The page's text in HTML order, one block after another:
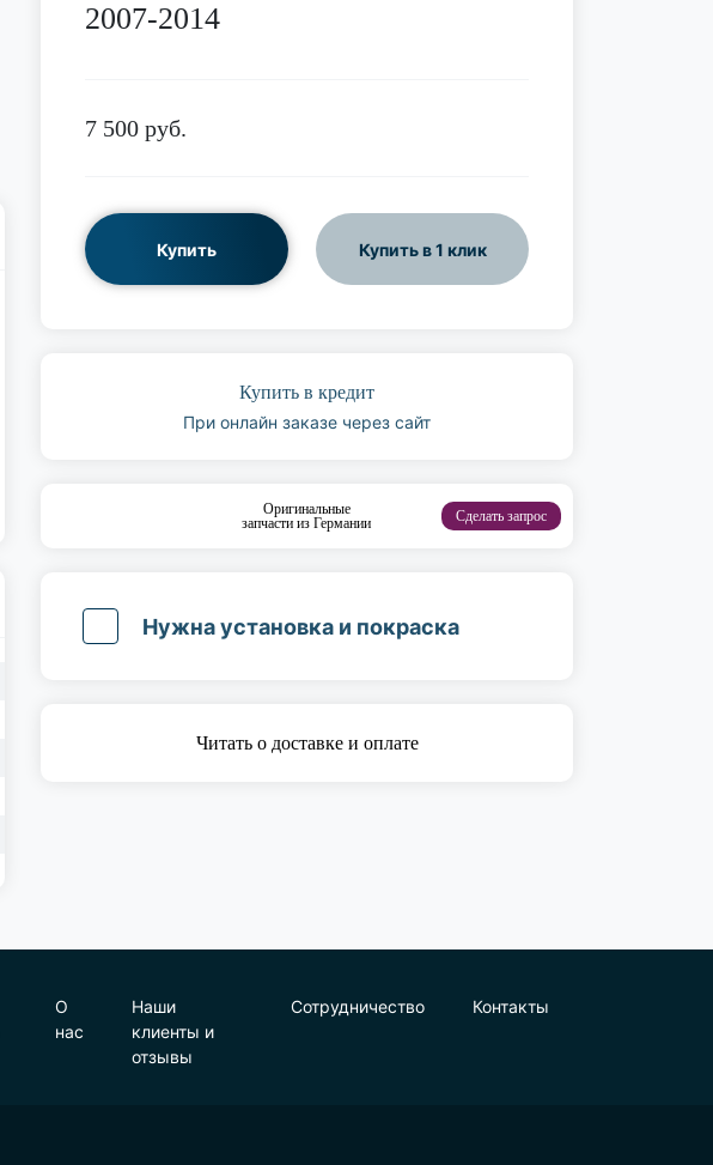
2007-2014
7 500 руб.
Купить Купить в 1 клик
Купить в кредит
При онлайн заказе через сайт
Оригинальные
запчасти из Германии
Сделать запрос
Нужна установка и покраска
Читать о доставке и оплате
О
нас
Наши
клиенты и
отзывы
Сотрудничество Контакты